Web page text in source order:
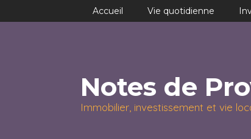
Accueil Vie quotidienne
Notes de
Immobilier, investissement et vie